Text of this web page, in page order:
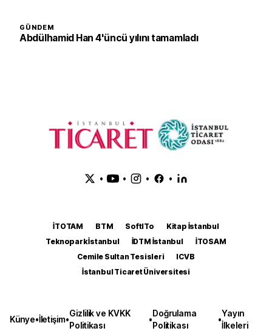
GÜNDEM
Abdülhamid Han 4'üncü yılını tamamladı
• • • •
İTOTAM BTM SoftITo
Kitap İstanbul
Teknopark İstanbul
İDTM İstanbul
İTOSAM
Cemile Sultan Tesisleri
ICVB
İstanbul Ticaret Üniversitesi
Künye•İletişim•
Gizlilik ve KVKK
Politikası
•
Doğrulama
Politikası
•
Yayın
İlkeleri